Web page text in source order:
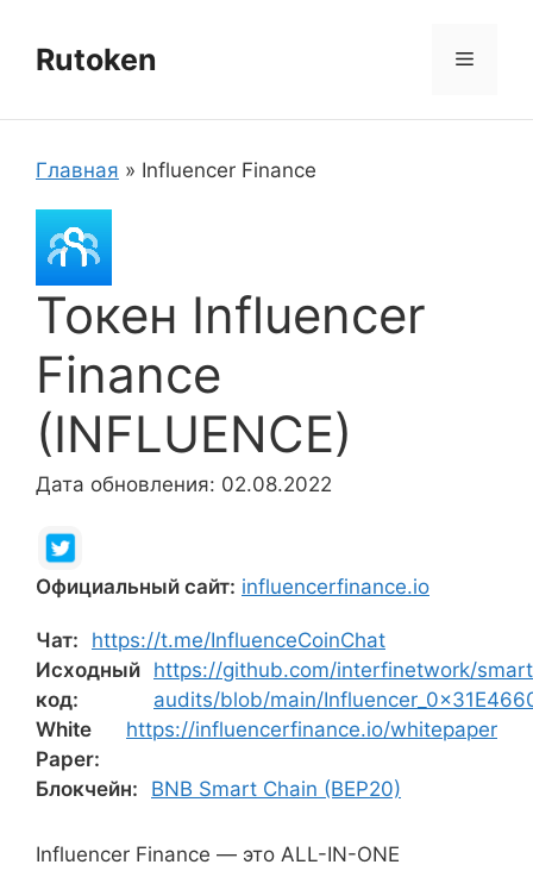
содержимому
Rutoken Меню
Главная » Influencer Finance
Токен Influencer
Finance
(INFLUENCE)
Дата обновления: 02.08.2022
Официальный сайт: influencerfinance.io
Чат:
https://t.me/InfluenceCoinChat
Исходный
код:
https://github.com/interfinetwork/
audits/blob/main/
White
Paper:
https://influencerfinance.io/whitepaper
Блокчейн: BNB Smart Chain (BEP20)
Influencer Finance — это ALL-IN-ONE